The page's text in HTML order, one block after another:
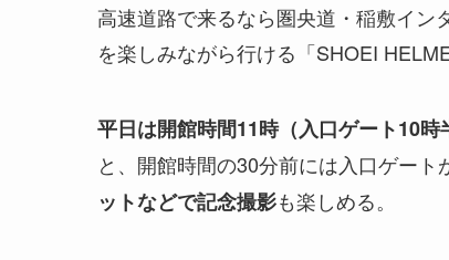
高速道路で来るなら圏央道・稲敷イ
を楽しみながら行ける「SHOEI
平日は開館時間11時（入口ゲート10時
と、開館時間の30分前には入口ゲー
ットなどで記念撮影も楽しめる。